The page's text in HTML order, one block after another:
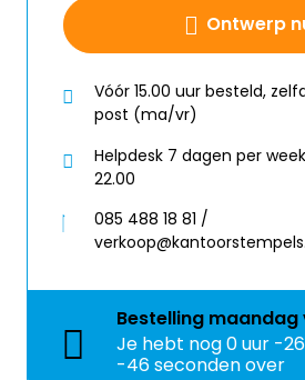
Ontwerp
Vóór 15.00 uur besteld,
post (ma/vr)
Helpdesk 7 dagen per
22.00
085 488 18 81 /
Bestelling maandag
Je hebt nog0 uur -
-47 seconden over